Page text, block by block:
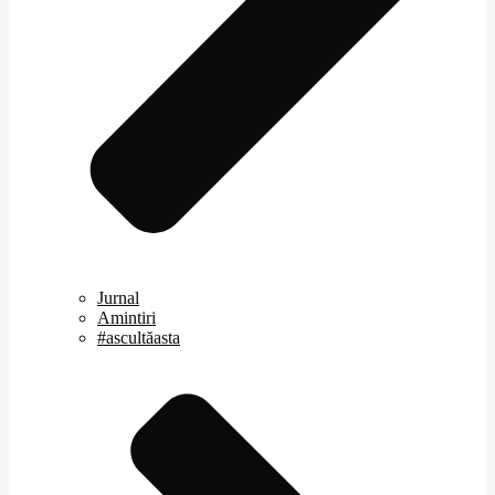
Jurnal
Amintiri
#ascultăasta